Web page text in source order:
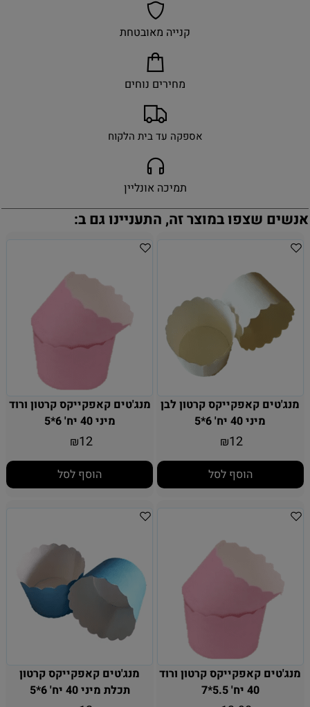
קנייה מאובטחת
מחירים נוחים
אספקה עד בית הלקוח
תמיכה אונליין
אנשים שצפו במוצר זה, התעניינו גם ב:
מנג'טים קאפקייקס קרטון לבן
מיני 40 יח' 6*5
₪12
הוסף לסל
מנג'טים קאפקייקס קרטון ורוד
מיני 40 יח' 6*5
₪12
הוסף לסל
מנג'טים קאפקייקס קרטון ורוד
40 יח' 5.5*7
מנג'טים קאפקייקס קרטון
תכלת מיני 40 יח' 6*5